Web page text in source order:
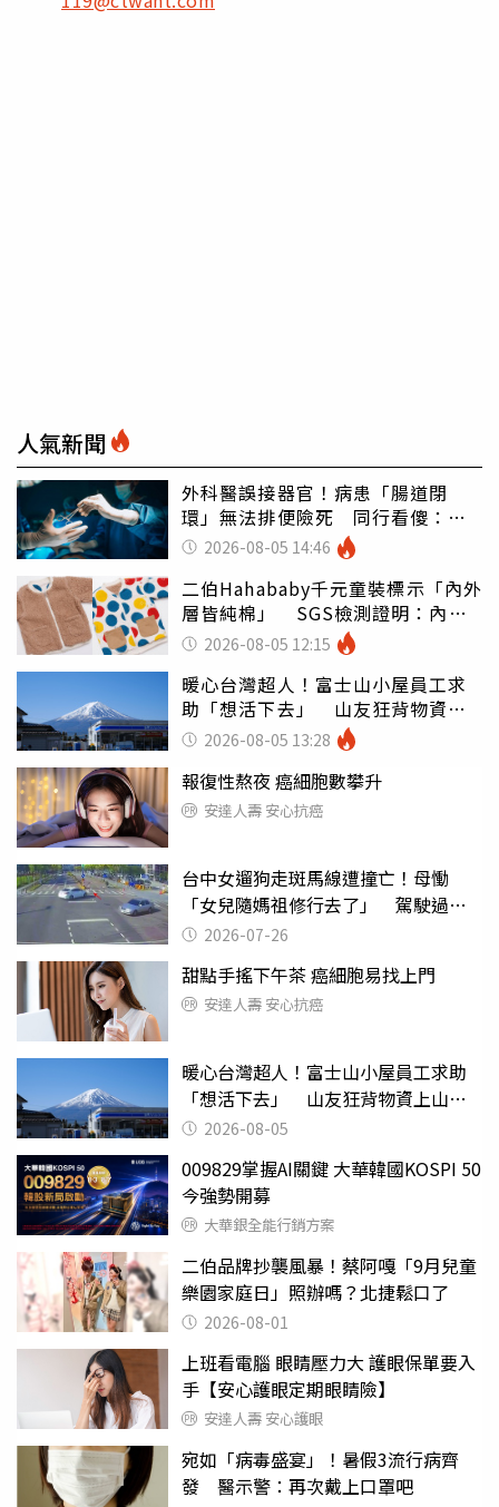
人氣新聞
外科醫誤接器官！病患「腸道閉
環」無法排便險死 同行看傻：糟
糕至極
2026-08-05 14:46
二伯Hahababy千元童裝標示「內外
層皆純棉」 SGS檢測證明：內裡
100%聚酯纖維
2026-08-05 12:15
暖心台灣超人！富士山小屋員工求
助「想活下去」 山友狂背物資上
山：台灣真的是寶島
2026-08-05 13:28
報復性熬夜 癌細胞數攀升
安達人壽 安心抗癌
台中女遛狗走斑馬線遭撞亡！母慟
「女兒隨媽祖修行去了」 駕駛過失
致死判9月
2026-07-26
甜點手搖下午茶 癌細胞易找上門
安達人壽 安心抗癌
暖心台灣超人！富士山小屋員工求助
「想活下去」 山友狂背物資上山：
台灣真的是寶島
2026-08-05
009829掌握AI關鍵 大華韓國KOSPI 50
今強勢開募
大華銀全能行銷方案
二伯品牌抄襲風暴！蔡阿嘎「9月兒童
樂園家庭日」照辦嗎？北捷鬆口了
2026-08-01
上班看電腦 眼睛壓力大 護眼保單要入
手【安心護眼定期眼睛險】
安達人壽 安心護眼
宛如「病毒盛宴」！暑假3流行病齊
發 醫示警：再次戴上口罩吧